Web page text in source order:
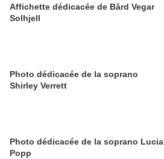
Affichette dédicacée de Bård Vegar
Solhjell
Photo dédicacée de la soprano
Shirley Verrett
Photo dédicacée de la soprano Lucia
Popp